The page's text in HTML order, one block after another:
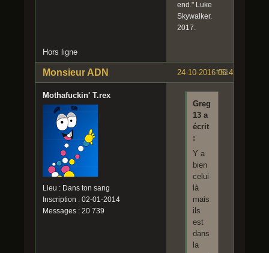
end." Luke
Skywalker.
2017.
Hors ligne
#51
24-10-2016 06:45:11
Monsieur ADN
Mothafuckin' T.rex
Lieu : Dans ton sang
Inscription : 02-01-2014
Messages : 20 739
Greg
13 a
écrit
:
Y a
bien
celui
là
mais
ils
est
dans
la